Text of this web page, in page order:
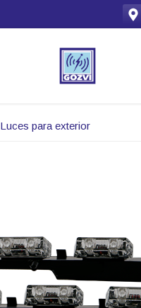
Luces para exterior